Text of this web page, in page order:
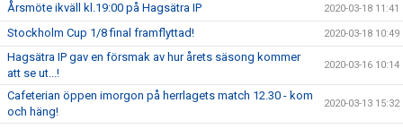
Årsmöte ikväll kl.19:00 på Hagsätra IP 2020-03-18 11:41
Stockholm Cup 1/8 final framflyttad! 2020-03-18 10:49
Hagsätra IP gav en försmak av hur årets säsong kommer
att se ut...!
2020-03-16 10:14
Cafeterian öppen imorgon på herrlagets match 12.30 - kom
och häng!
2020-03-13 15:32